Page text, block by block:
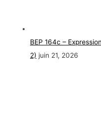
BEP 164c –
2) juin 21, 2026